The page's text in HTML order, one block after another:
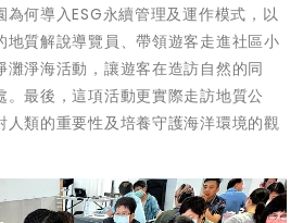
何導入ESG永續管理及運作模式，以
地質解說導覽員、帶領遊客走進社區小
淨海活動，讓遊客在造訪自然的同
最後，這項活動更實際走訪地質公
人類的重要性及培養守護海洋環境的觀